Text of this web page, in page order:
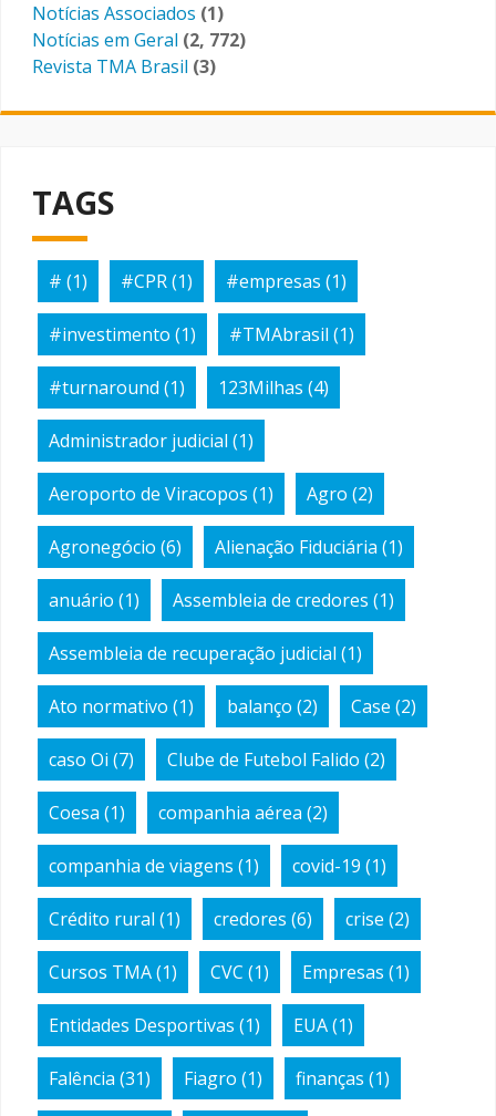
Notícias Associados (1)
Notícias em Geral (2, 772)
Revista TMA Brasil (3)
TAGS
# (1) #CPR(1) #empresas (1)
#investimento (1) #TMAbrasil (1)
#turnaround (1) 123Milhas (4)
Administrador judicial (1)
Aeroporto de Viracopos (1) Agro (2)
Agronegócio (6) Alienação Fiduciária (1)
anuário (1) Assembleia de credores (1)
Assembleia de recuperação judicial (1)
Ato normativo (1) balanço (2) Case (2)
caso Oi (7) Clube de Futebol Falido (2)
Coesa (1) companhia aérea (2)
companhia de viagens (1) covid-19 (1)
Crédito rural (1) credores (6) crise (2)
Cursos TMA(1) CVC (1) Empresas (1)
Entidades Desportivas (1) EUA(1)
Falência (31) Fiagro (1) finanças (1)